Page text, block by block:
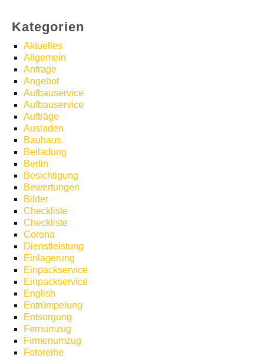
Kategorien
Aktuelles
Allgemein
Anfrage
Angebot
Aufbauservice
Aufbauservice
Aufträge
Ausladen
Bauhaus
Beiladung
Berlin
Besichtigung
Bewertungen
Bilder
Checkliste
Checkliste
Corona
Dienstleistung
Einlagerung
Einpackservice
Einpackservice
English
Entrümpelung
Entsorgung
Fernumzug
Firmenumzug
Fotoreihe